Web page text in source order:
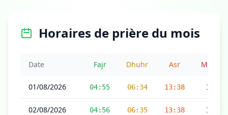
Horaires de prière du mois
Date Fajr Dhuhr Asr
01/08/2026 04:55 06:34 13:38 17:17
02/08/2026 04:56 06:35 13:38 17:17